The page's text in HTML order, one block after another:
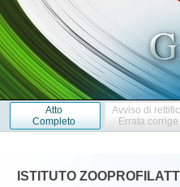
Atto
Completo
Avviso di
Errata corrige
ISTITUTO